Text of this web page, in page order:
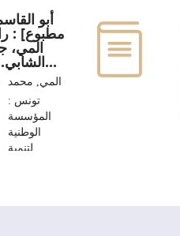
أبو
مطبوع] :
المي،
الشابي...[وآخرون] ؛ إشر...
المي‏, ‏محمد‏
تونس :
المؤسسة
الوطنية
لتنمية